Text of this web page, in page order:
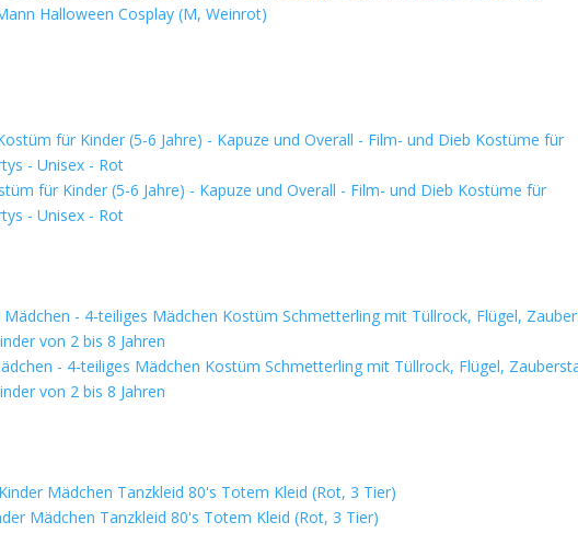
Halloween Cosplay (M, Weinrot)
für Kinder (5-6 Jahre) - Kapuze und Overall - Film- und Dieb Kostüme für
- Unisex - Rot
- 4-teiliges Mädchen Kostüm Schmetterling mit Tüllrock, Flügel,
von 2 bis 8 Jahren
Mädchen Tanzkleid 80's Totem Kleid (Rot, 3 Tier)